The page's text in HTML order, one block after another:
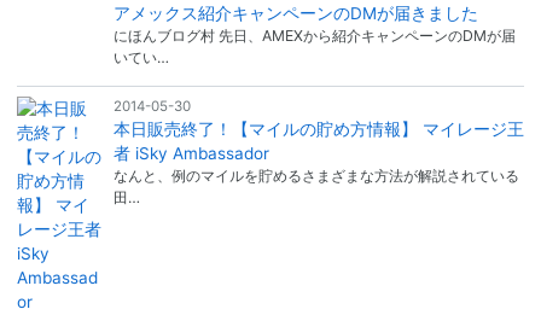
アメックス紹介キャンペーンのDMが届きました
にほんブログ村 先日、AMEXから紹介キャンペーンのDMが届
いてい…
2014-05-30
本日販売終了！【マイルの貯め方情報】 マイレージ王
者 iSky Ambassador
なんと、例のマイルを貯めるさまざまな方法が解説されている
田…